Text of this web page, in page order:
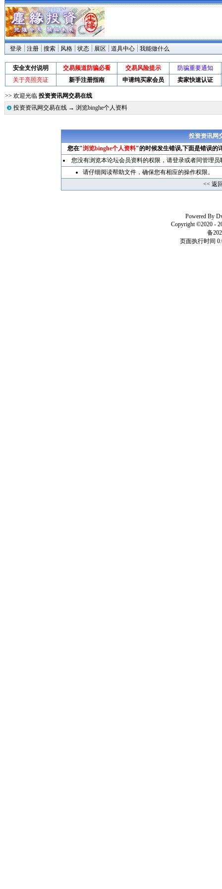
登录 注册 搜索 风格 状态 展区 道具中心 我能做什么
安全支付说明 交易频道防骗必看 交易风险提示
防骗重要通知
关于亮照亮证
新手注册指南 申请纯买家会员 卖家快速认证
>> 欢迎光临 投资资讯网交易在线
投资资讯网交易在线→ 浏览binghe个人资料
投资资讯网
您在"浏览binghe个人资料"的时候发生错误,下面是错误的
您没有浏览本论坛会员资料的权限，请登录或者同管理员
请仔细阅读帮助文件，确保您有相应的操作权限。
<< 返
Powered By
Copyright ©2020 -
备
页面执行时间